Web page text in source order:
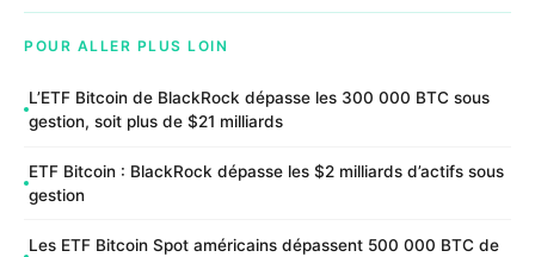
POUR ALLER PLUS LOIN
L’ETF Bitcoin de BlackRock dépasse les 300 000 BTC sous
gestion, soit plus de $21 milliards
ETF Bitcoin : BlackRock dépasse les $2 milliards d’actifs sous
gestion
Les ETF Bitcoin Spot américains dépassent 500 000 BTC de